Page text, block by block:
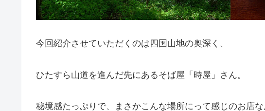
今回紹介させていただくのは四国山地の奥深く、
ひたすら山道を進んだ先にあるそば屋「時屋」さん。
秘境感たっぷりで、まさかこんな場所にって感じのお店な